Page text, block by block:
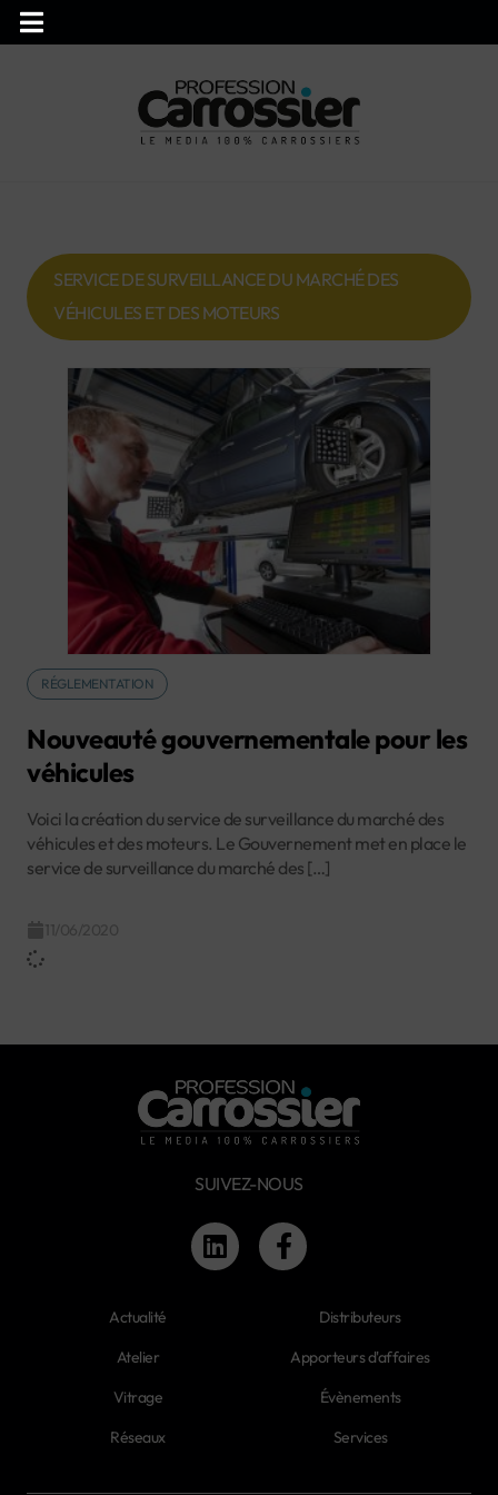
SERVICE DE SURVEILLANCE DU MARCHÉ DES
VÉHICULES ET DES MOTEURS
RÉGLEMENTATION
Nouveauté gouvernementale pour les
véhicules
Voici la création du service de surveillance du marché des
véhicules et des moteurs. Le Gouvernement met en place le
service de surveillance du marché des […]
SUIVEZ-NOUS
Actualité
Atelier
Vitrage
Réseaux
Distributeurs
Apporteurs d'affaires
Évènements
Services